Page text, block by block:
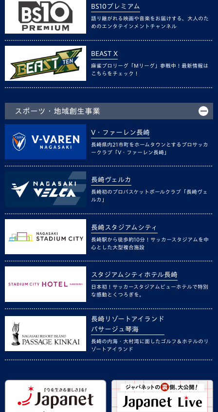
BS10プレミアム
語り継がれる映画や音楽をお届けする、大人のた
めのエンタテインメントチャンネル
BEAST X
麻雀プロリーグ「Mリーグ」参戦中！最新情報は
こちらをチェック！
スポーツ・地域創生事業
V・ファーレン長崎
長崎県内21市町をホームタウンとするプロサッカ
ークラブ「V・ファーレン長崎」
長崎ヴェルカ
長崎初のプロバスケットボールクラブ「長崎ヴェ
ルカ」
長崎スタジアムシティ
長崎駅から徒歩約10分！サッカースタジアムを中
心とした大型複合施設
スタジアムシティホテル長崎
日本初！サッカースタジアムビューホテルで特別
な感動とくつろぎを。
長崎リゾートアイランド
パサージュ琴海
長崎の内海・大村湾に面したゴルフ＆ホテルのリ
ゾートアイランド